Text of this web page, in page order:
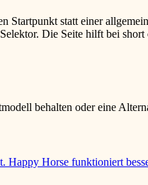
statt einer
Die Seite hilft bei
behalten oder eine
Horse funktioniert